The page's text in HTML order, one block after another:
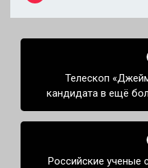
Навигация
записямТелескоп
кандидата в ещё
Российские ученые